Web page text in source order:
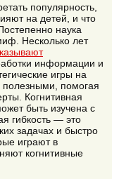
популярность,
на детей, и что
наука
Несколько лет
информации и
игры на
полезными, помогая
Когнитивная
быть изучена с
гибкость — это
задачах и быстро
играют в
когнитивные